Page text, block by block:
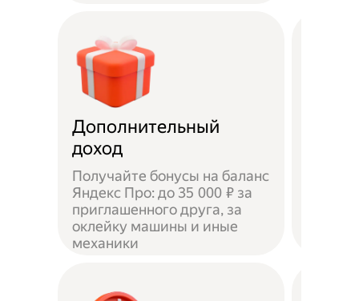
Дополнительный
доход
Получайте бонусы на баланс
Яндекс Про: до 35 000 ₽ за
приглашенного друга, за
оклейку машины и иные
механики